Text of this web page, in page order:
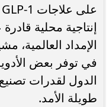
إنتاجية محلية
الإمداد العالمية،
في توفر بعض
الدول لقدرات
طويلة الأمد.